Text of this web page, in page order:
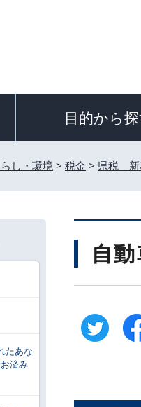
目的から
らし・環境 > 税金 > 県税 新
自
たあな
済み